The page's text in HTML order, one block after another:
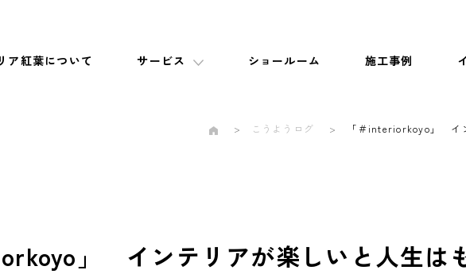
ア紅葉について サービス ショールーム 施工事例
こうようログ 「＃interiorkoyo」 イ
」 インテリアが楽しいと人生は